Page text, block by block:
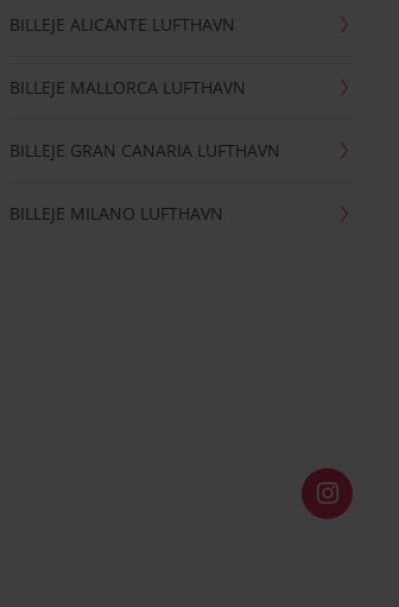
BILLEJE ALICANTE LUFTHAVN
BILLEJE MALLORCA LUFTHAVN
BILLEJE GRAN CANARIA LUFTHAVN
BILLEJE MILANO LUFTHAVN